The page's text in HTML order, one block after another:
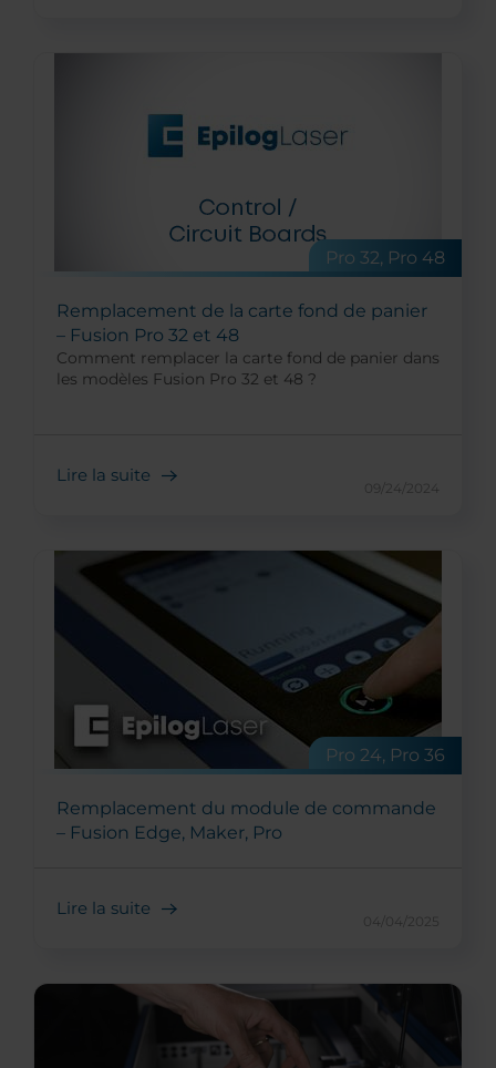
Pro 32, Pro 48
Remplacement de la carte fond de panier
– Fusion Pro 32 et 48
Comment remplacer la carte fond de panier dans
les modèles Fusion Pro 32 et 48 ?
Lire la suite
09/24/2024
Pro 24, Pro 36
Remplacement du module de commande
– Fusion Edge, Maker, Pro
Lire la suite
04/04/2025